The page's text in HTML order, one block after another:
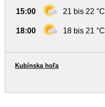
15:00 21 bis 22 °C
18:00 18 bis 21 °C
Kubínska hoľa